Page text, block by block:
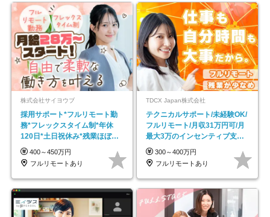
株式会社サイヨウブ
採用サポート*フルリモート勤
務*フレックスタイム制*年休
120日*土日祝休み*残業ほぼな
し*育児中社員8割以上
400～450万円
フルリモートあり
TDCX Japan株式会社
テクニカルサポート/未経験OK/
フルリモート/月収31万円可/月
最大3万のインセンティブ支給/
平均年齢33歳
300～400万円
フルリモートあり